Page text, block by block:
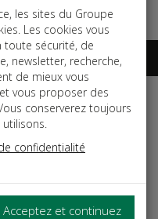
les sites du Groupe
Les cookies vous
sécurité, de
newsletter, recherche,
de mieux vous
vous proposer des
conserverez toujours
confidentialité
Acceptez et continuez